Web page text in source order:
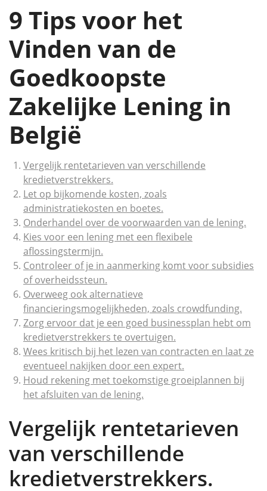
9 Tips voor het
Vinden van de
Goedkoopste
Zakelijke Lening in
België
Vergelijk rentetarieven van verschillende
kredietverstrekkers.
Let op bijkomende kosten, zoals
administratiekosten en boetes.
Onderhandel over de voorwaarden van de lening.
Kies voor een lening met een flexibele
aflossingstermijn.
Controleer of je in aanmerking komt voor subsidies
of overheidssteun.
Overweeg ook alternatieve
financieringsmogelijkheden, zoals crowdfunding.
Zorg ervoor dat je een goed businessplan hebt om
kredietverstrekkers te overtuigen.
Wees kritisch bij het lezen van contracten en laat ze
eventueel nakijken door een expert.
Houd rekening met toekomstige groeiplannen bij
het afsluiten van de lening.
Vergelijk rentetarieven
van verschillende
kredietverstrekkers.